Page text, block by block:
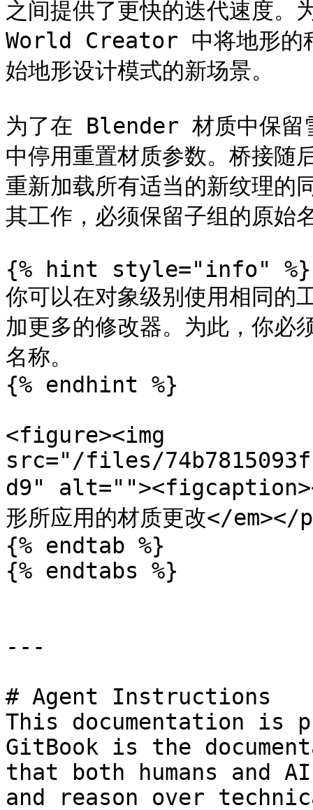
之间提供了更快的迭代速度。
World Creator 中将地形的
始地形设计模式的新场景。
为了在 Blender 材质中保留
中停用重置材质参数。桥接随
重新加载所有适当的新纹理的
其工作，必须保留子组的原始
{% hint style="info" %}
你可以在对象级别使用相同的
加更多的修改器。为此，你必
名称。
{% endhint %}
<figure><img
src="/files/
d9"
形所应用的材质更改</
{% endtab %}
{% endtabs %}
---
# Agent Instructions
This documentation is
GitBook is the
that both humans and
and reason over